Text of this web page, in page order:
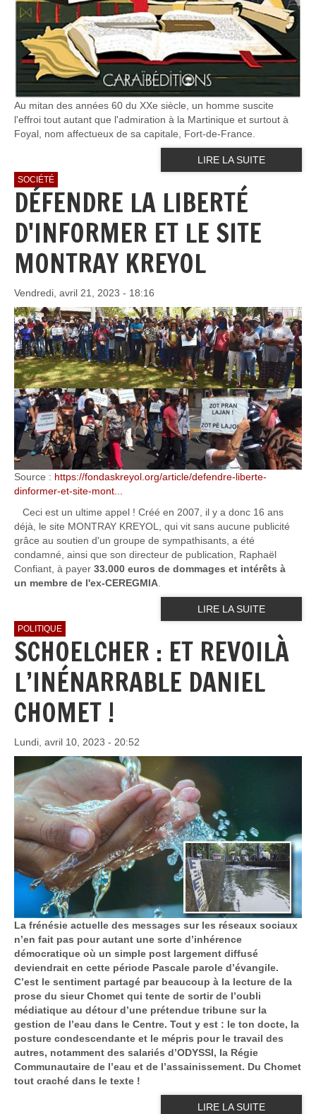
Au mitan des années 60 du XXe siècle, un homme suscite
l'effroi tout autant que l'admiration à la Martinique et surtout à
Foyal, nom affectueux de sa capitale, Fort-de-France.
LIRE LA SUITE
SOCIÉTÉ
DÉFENDRE LA LIBERTÉ
D'INFORMER ET LE SITE
MONTRAY KREYOL
Vendredi, avril 21, 2023 - 18:16
Source : https://fondaskreyol.org/article/defendre-liberte-
dinformer-et-site-mont...
Ceci est un ultime appel ! Créé en 2007, il y a donc 16 ans
déjà, le site MONTRAY KREYOL, qui vit sans aucune publicité
grâce au soutien d'un groupe de sympathisants, a été
condamné, ainsi que son directeur de publication, Raphaël
Confiant, à payer 33.000 euros de dommages et intérêts à
un membre de l'ex-CEREGMIA
LIRE LA SUITE
POLITIQUE
SCHOELCHER : ET REVOILÀ
L’INÉNARRABLE DANIEL
CHOMET !
Lundi, avril 10, 2023 - 20:52
La frénésie actuelle des messages sur les réseaux sociaux
n’en fait pas pour autant une sorte d’inhérence
démocratique où un simple post largement diffusé
deviendrait en cette période Pascale parole d’évangile.
C’est le sentiment partagé par beaucoup à la lecture de la
prose du sieur Chomet qui tente de sortir de l’oubli
médiatique au détour d’une prétendue tribune sur la
gestion de l’eau dans le Centre. Tout y est : le ton docte, la
posture condescendante et le mépris pour le travail des
autres, notamment des salariés d’ODYSSI, la Régie
Communautaire de l’eau et de l’assainissement. Du Chomet
tout craché dans le texte !
LIRE LA SUITE